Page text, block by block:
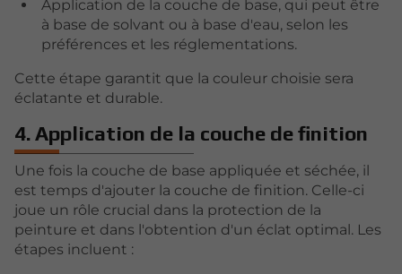
Application de la couche de base, qui peut être
à base de solvant ou à base d'eau, selon les
préférences et les réglementations.
Cette étape garantit que la couleur choisie sera
éclatante et durable.
4. Application de la couche de finition
Une fois la couche de base appliquée et séchée, il
est temps d'ajouter la couche de finition. Celle-ci
joue un rôle crucial dans la protection de la
peinture et dans l'obtention d'un éclat optimal. Les
étapes incluent :